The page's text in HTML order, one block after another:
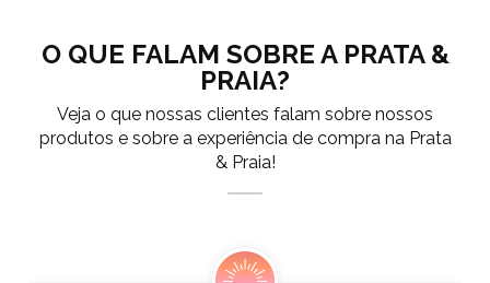
O QUE FALAM SOBRE A PRATA &
PRAIA?
Veja o que nossas clientes falam sobre nossos
produtos e sobre a experiência de compra na Prata
& Praia!